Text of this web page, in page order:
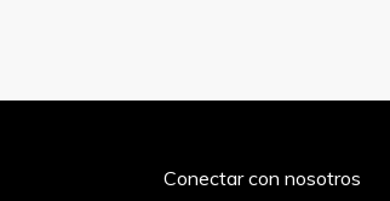
Conectar con nosotros